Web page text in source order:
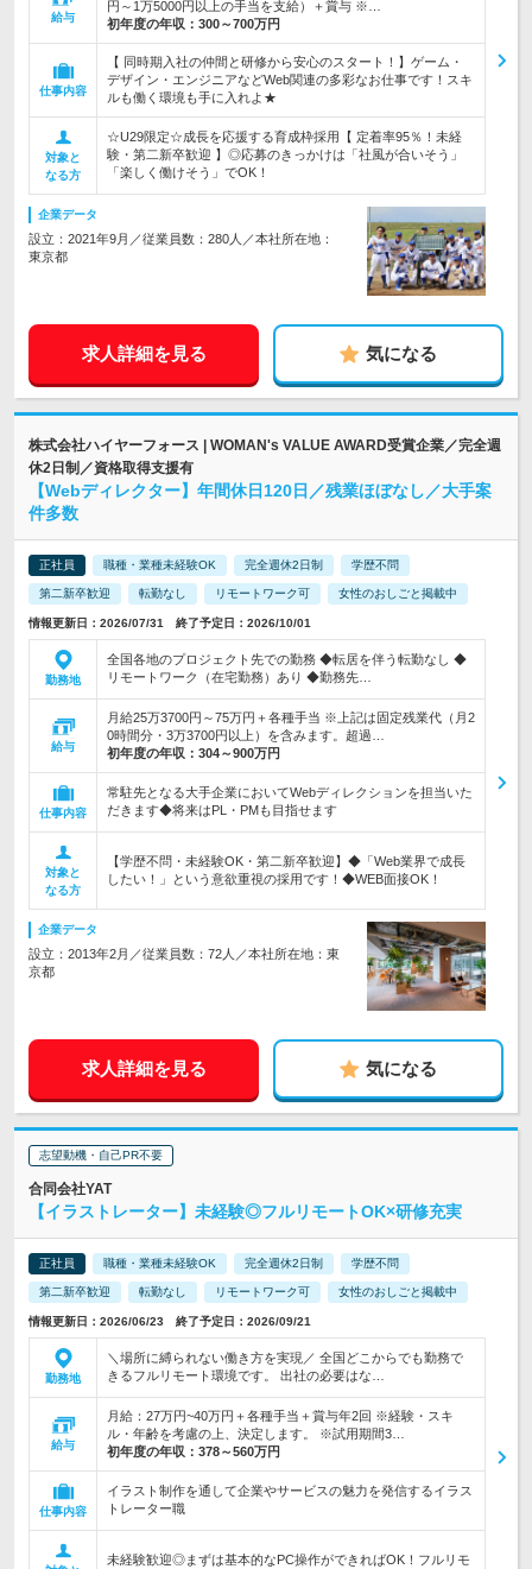
給与
円～1万5000円以上の手当を支給）＋賞与 ※…
初年度の年収： 300～700万円
仕事内容
【 同時期入社の仲間と研修から安心のスタート！】ゲーム・
デザイン・エンジニアなどWeb関連の多彩なお仕事です！スキ
ルも働く環境も手に入れよ★
対象と
なる方
☆U29限定☆成長を応援する育成枠採用【 定着率95％！未経
験・第二新卒歓迎 】◎応募のきっかけは「社風が合いそう」
「楽しく働けそう」でOK！
企業データ
設立：2021年9月／従業員数：280人／本社所在地：
東京都
求人詳細を見る 気になる
株式会社ハイヤーフォース | WOMAN's VALUE AWARD受賞企業／完全週
休2日制／資格取得支援有
【Webディレクター】年間休日120日／残業ほぼなし／大手案
件多数
正社員 職種・業種未経験OK 完全週休2日制 学歴不問
第二新卒歓迎 転勤なし リモートワーク可 女性のおしごと掲載中
情報更新日：2026/07/31 終了予定日：2026/10/01
勤務地
全国各地のプロジェクト先での勤務 ◆転居を伴う転勤なし ◆
リモートワーク（在宅勤務）あり ◆勤務先…
給与
月給25万3700円～75万円＋各種手当 ※上記は固定残業代（月2
0時間分・3万3700円以上）を含みます。超過…
初年度の年収： 304～900万円
仕事内容
常駐先となる大手企業においてWebディレクションを担当いた
だきます◆将来はPL・PMも目指せます
対象と
なる方
【学歴不問・未経験OK・第二新卒歓迎】◆「Web業界で成長
したい！」という意欲重視の採用です！◆WEB面接OK！
企業データ
設立：2013年2月／従業員数：72人／本社所在地：東
京都
求人詳細を見る 気になる
志望動機・自己PR不要
合同会社YAT
【イラストレーター】未経験◎フルリモートOK×研修充実
正社員 職種・業種未経験OK 完全週休2日制 学歴不問
第二新卒歓迎 転勤なし リモートワーク可 女性のおしごと掲載中
情報更新日：2026/06/23 終了予定日：2026/09/21
勤務地
＼場所に縛られない働き方を実現／ 全国どこからでも勤務で
きるフルリモート環境です。 出社の必要はな…
給与
月給：27万円~40万円＋各種手当＋賞与年2回 ※経験・スキ
ル・年齢を考慮の上、決定します。 ※試用期間3…
初年度の年収： 378～560万円
仕事内容
イラスト制作を通して企業やサービスの魅力を発信するイラス
トレーター職
未経験歓迎◎まずは基本的なPC操作ができればOK！フルリモ